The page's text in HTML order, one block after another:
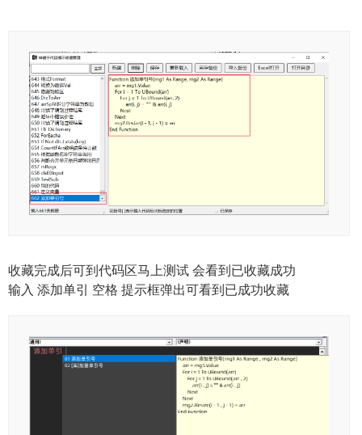
收藏完成后可到代码区马上测试 会看到已收藏成功
输入 添加单引 空格 提示框弹出可看到已成功收藏